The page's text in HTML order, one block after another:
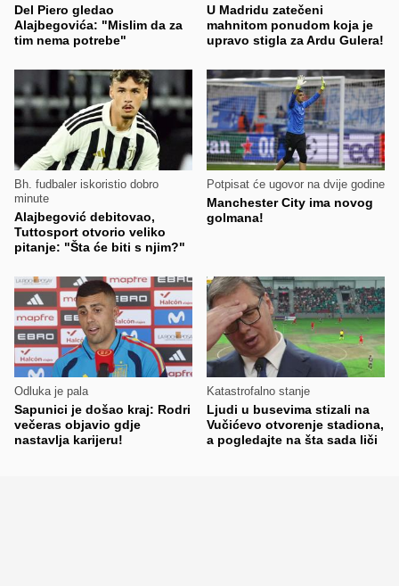
Del Piero gledao
Alajbegovića: "Mislim da za
tim nema potrebe"
U Madridu zatečeni
mahnitom ponudom koja je
upravo stigla za Ardu Gulera!
Bh. fudbaler iskoristio dobro
minute
Alajbegović debitovao,
Tuttosport otvorio veliko
pitanje: "Šta će biti s njim?"
Potpisat će ugovor na dvije godine
Manchester City ima novog
golmana!
Odluka je pala
Sapunici je došao kraj: Rodri
večeras objavio gdje
nastavlja karijeru!
Katastrofalno stanje
Ljudi u busevima stizali na
Vučićevo otvorenje stadiona,
a pogledajte na šta sada liči